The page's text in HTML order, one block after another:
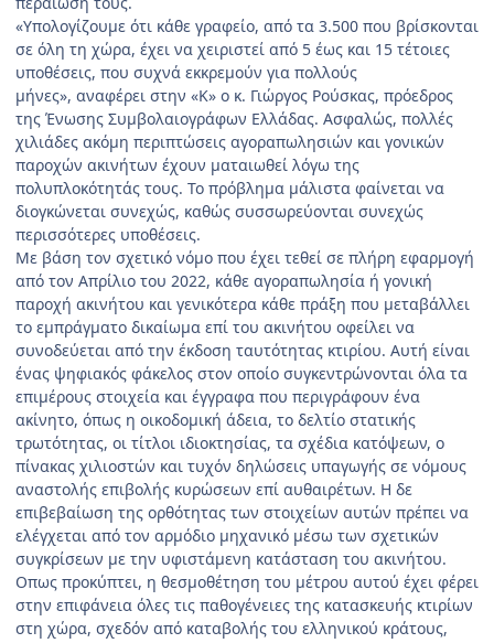
«Υπολογίζουμε ότι κάθε γραφείο, από τα 3.500 που βρίσκονται
σε όλη τη χώρα, έχει να χειριστεί από 5 έως και 15 τέτοιες
υποθέσεις, που συχνά εκκρεμούν για πολλούς
μήνες», αναφέρει στην «Κ» ο κ. Γιώργος Ρούσκας, πρόεδρος
της Ένωσης Συμβολαιογράφων Ελλάδας. Ασφαλώς, πολλές
χιλιάδες ακόμη περιπτώσεις αγοραπωλησιών και γονικών
παροχών ακινήτων έχουν ματαιωθεί λόγω της
πολυπλοκότητάς τους. Το πρόβλημα μάλιστα φαίνεται να
διογκώνεται συνεχώς, καθώς συσσωρεύονται συνεχώς
περισσότερες υποθέσεις.
Με βάση τον σχετικό νόμο που έχει τεθεί σε πλήρη εφαρμογή
από τον Απρίλιο του 2022, κάθε αγοραπωλησία ή γονική
παροχή ακινήτου και γενικότερα κάθε πράξη που μεταβάλλει
το εμπράγματο δικαίωμα επί του ακινήτου οφείλει να
συνοδεύεται από την έκδοση ταυτότητας κτιρίου. Αυτή είναι
ένας ψηφιακός φάκελος στον οποίο συγκεντρώνονται όλα τα
επιμέρους στοιχεία και έγγραφα που περιγράφουν ένα
ακίνητο, όπως η οικοδομική άδεια, το δελτίο στατικής
τρωτότητας, οι τίτλοι ιδιοκτησίας, τα σχέδια κατόψεων, ο
πίνακας χιλιοστών και τυχόν δηλώσεις υπαγωγής σε νόμους
αναστολής επιβολής κυρώσεων επί αυθαιρέτων. Η δε
επιβεβαίωση της ορθότητας των στοιχείων αυτών πρέπει να
ελέγχεται από τον αρμόδιο μηχανικό μέσω των σχετικών
συγκρίσεων με την υφιστάμενη κατάσταση του ακινήτου.
Οπως προκύπτει, η θεσμοθέτηση του μέτρου αυτού έχει φέρει
στην επιφάνεια όλες τις παθογένειες της κατασκευής κτιρίων
στη χώρα, σχεδόν από καταβολής του ελληνικού κράτους,